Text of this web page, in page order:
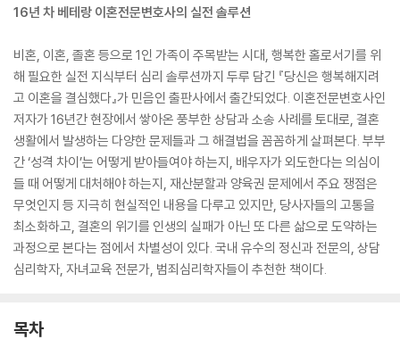
16년 차 베테랑 이혼전문변호사의 실전 솔루션
비혼, 이혼, 졸혼 등으로 1인 가족이 주목받는 시대, 행복한 홀로서기를 위
해 필요한 실전 지식부터 심리 솔루션까지 두루 담긴 『당신은 행복해지려
고 이혼을 결심했다』가 민음인 출판사에서 출간되었다. 이혼전문변호사인
저자가 16년간 현장에서 쌓아온 풍부한 상담과 소송 사례를 토대로, 결혼
생활에서 발생하는 다양한 문제들과 그 해결법을 꼼꼼하게 살펴본다. 부부
간 ‘성격 차이’는 어떻게 받아들여야 하는지, 배우자가 외도한다는 의심이
들 때 어떻게 대처해야 하는지, 재산분할과 양육권 문제에서 주요 쟁점은
무엇인지 등 지극히 현실적인 내용을 다루고 있지만, 당사자들의 고통을
최소화하고, 결혼의 위기를 인생의 실패가 아닌 또 다른 삶으로 도약하는
과정으로 본다는 점에서 차별성이 있다. 국내 유수의 정신과 전문의, 상담
심리학자, 자녀교육 전문가, 범죄심리학자들이 추천한 책이다.
목차